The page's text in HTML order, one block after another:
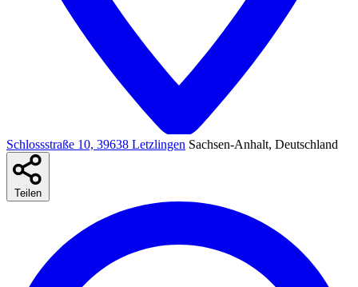
Schlossstraße 10, 39638 Letzlingen Sachsen-Anhalt, Deutschland
Teilen